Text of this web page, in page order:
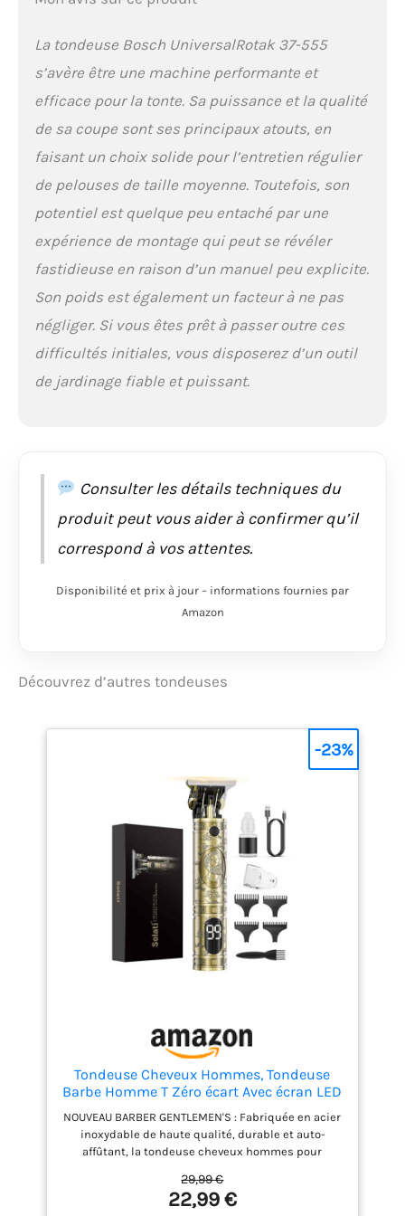
La tondeuse Bosch UniversalRotak 37-555
s’avère être une machine performante et
efficace pour la tonte. Sa puissance et la qualité
de sa coupe sont ses principaux atouts, en
faisant un choix solide pour l’entretien régulier
de pelouses de taille moyenne. Toutefois, son
potentiel est quelque peu entaché par une
expérience de montage qui peut se révéler
fastidieuse en raison d’un manuel peu explicite.
Son poids est également un facteur à ne pas
négliger. Si vous êtes prêt à passer outre ces
difficultés initiales, vous disposerez d’un outil
de jardinage fiable et puissant.
Consulter les détails techniques du
produit peut vous aider à confirmer qu’il
correspond à vos attentes.
Disponibilité et prix à jour – informations fournies par
Amazon
Découvrez d’autres tondeuses
Tondeuse Cheveux Hommes, Tondeuse
Barbe Homme T Zéro écart Avec écran LED
De Finition Barbier Professionnel Rasoir
Homme Rasoir Electriques Cheveux
Cadeau
NOUVEAU BARBER GENTLEMEN'S : Fabriquée en acier
inoxydable de haute qualité, durable et auto-
affûtant, la tondeuse cheveux hommes pour
et 1 couvercle de protection en plastique ABS pour
assurer une coupe régulière, rapide et précise de
29,99 €
22,99 €
-23%